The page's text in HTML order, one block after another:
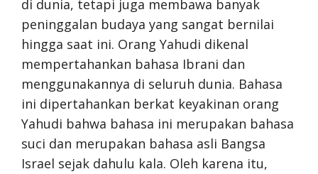
di dunia, tetapi juga membawa banyak
peninggalan budaya yang sangat bernilai
hingga saat ini. Orang Yahudi dikenal
mempertahankan bahasa Ibrani dan
menggunakannya di seluruh dunia. Bahasa
ini dipertahankan berkat keyakinan orang
Yahudi bahwa bahasa ini merupakan bahasa
suci dan merupakan bahasa asli Bangsa
Israel sejak dahulu kala. Oleh karena itu,